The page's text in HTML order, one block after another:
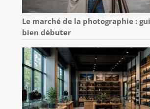
Le marché de la photographie :
bien débuter